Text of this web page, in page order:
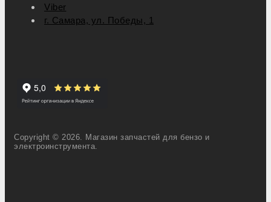
Viber
г. Самара, ул. Победы, 1
Copyright © 2026. Магазин запчастей для бензо и
электроинструмента.